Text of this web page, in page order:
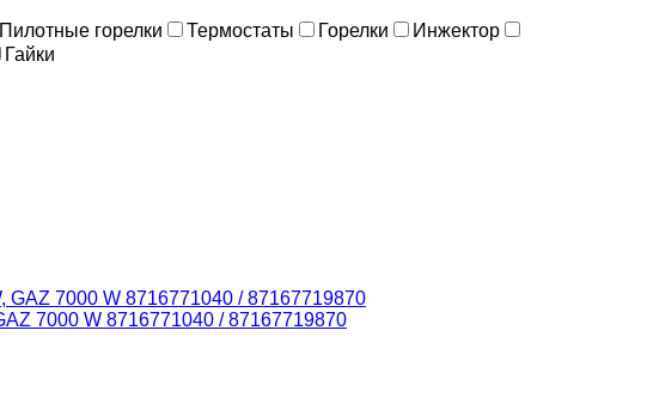
Пилотные горелки Термостаты Горелки
Инжектор
Гайки
7000 W 8716771040 / 87167719870